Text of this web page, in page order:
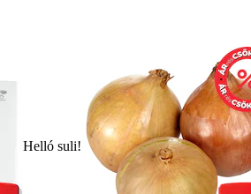
Helló suli!